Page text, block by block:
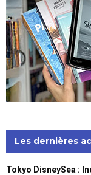
Les dernières
Tokyo DisneySea :